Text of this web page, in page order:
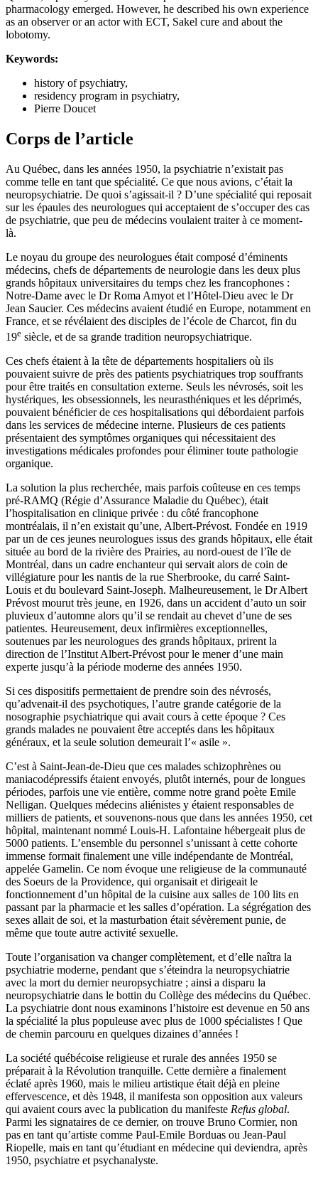
pharmacology emerged. However, he described his own experience
as an observer or an actor with ECT, Sakel cure and about the
lobotomy.
Keywords:
history of psychiatry,
residency program in psychiatry,
Pierre Doucet
Corps de l’article
Au Québec, dans les années 1950, la psychiatrie n’existait pas
comme telle en tant que spécialité. Ce que nous avions, c’était la
neuropsychiatrie. De quoi s’agissait-il ? D’une spécialité qui reposait
sur les épaules des neurologues qui acceptaient de s’occuper des cas
de psychiatrie, que peu de médecins voulaient traiter à ce moment-
là.
Le noyau du groupe des neurologues était composé d’éminents
médecins, chefs de départements de neurologie dans les deux plus
grands hôpitaux universitaires du temps chez les francophones :
Notre-Dame avec le Dr Roma Amyot et l’Hôtel-Dieu avec le Dr
Jean Saucier. Ces médecins avaient étudié en Europe, notamment en
France, et se révélaient des disciples de l’école de Charcot, fin du
19e siècle, et de sa grande tradition neuropsychiatrique.
Ces chefs étaient à la tête de départements hospitaliers où ils
pouvaient suivre de près des patients psychiatriques trop souffrants
pour être traités en consultation externe. Seuls les névrosés, soit les
hystériques, les obsessionnels, les neurasthéniques et les déprimés,
pouvaient bénéficier de ces hospitalisations qui débordaient parfois
dans les services de médecine interne. Plusieurs de ces patients
présentaient des symptômes organiques qui nécessitaient des
investigations médicales profondes pour éliminer toute pathologie
organique.
La solution la plus recherchée, mais parfois coûteuse en ces temps
pré-RAMQ (Régie d’Assurance Maladie du Québec), était
l’hospitalisation en clinique privée : du côté francophone
montréalais, il n’en existait qu’une, Albert-Prévost. Fondée en 1919
par un de ces jeunes neurologues issus des grands hôpitaux, elle était
située au bord de la rivière des Prairies, au nord-ouest de l’île de
Montréal, dans un cadre enchanteur qui servait alors de coin de
villégiature pour les nantis de la rue Sherbrooke, du carré Saint-
Louis et du boulevard Saint-Joseph. Malheureusement, le Dr Albert
Prévost mourut très jeune, en 1926, dans un accident d’auto un soir
pluvieux d’automne alors qu’il se rendait au chevet d’une de ses
patientes. Heureusement, deux infirmières exceptionnelles,
soutenues par les neurologues des grands hôpitaux, prirent la
direction de l’Institut Albert-Prévost pour le mener d’une main
experte jusqu’à la période moderne des années 1950.
Si ces dispositifs permettaient de prendre soin des névrosés,
qu’advenait-il des psychotiques, l’autre grande catégorie de la
nosographie psychiatrique qui avait cours à cette époque ? Ces
grands malades ne pouvaient être acceptés dans les hôpitaux
généraux, et la seule solution demeurait l’« asile ».
C’est à Saint-Jean-de-Dieu que ces malades schizophrènes ou
maniacodépressifs étaient envoyés, plutôt internés, pour de longues
périodes, parfois une vie entière, comme notre grand poète Emile
Nelligan. Quelques médecins aliénistes y étaient responsables de
milliers de patients, et souvenons-nous que dans les années 1950, cet
hôpital, maintenant nommé Louis-H. Lafontaine hébergeait plus de
5000 patients. L’ensemble du personnel s’unissant à cette cohorte
immense formait finalement une ville indépendante de Montréal,
appelée Gamelin. Ce nom évoque une religieuse de la communauté
des Soeurs de la Providence, qui organisait et dirigeait le
fonctionnement d’un hôpital de la cuisine aux salles de 100 lits en
passant par la pharmacie et les salles d’opération. La ségrégation des
sexes allait de soi, et la masturbation était sévèrement punie, de
même que toute autre activité sexuelle.
Toute l’organisation va changer complètement, et d’elle naîtra la
psychiatrie moderne, pendant que s’éteindra la neuropsychiatrie
avec la mort du dernier neuropsychiatre ; ainsi a disparu la
neuropsychiatrie dans le bottin du Collège des médecins du Québec.
La psychiatrie dont nous examinons l’histoire est devenue en 50 ans
la spécialité la plus populeuse avec plus de 1000 spécialistes ! Que
de chemin parcouru en quelques dizaines d’années !
La société québécoise religieuse et rurale des années 1950 se
préparait à la Révolution tranquille. Cette dernière a finalement
éclaté après 1960, mais le milieu artistique était déjà en pleine
effervescence, et dès 1948, il manifesta son opposition aux valeurs
qui avaient cours avec la publication du manifeste Refus global.
Parmi les signataires de ce dernier, on trouve Bruno Cormier, non
pas en tant qu’artiste comme Paul-Emile Borduas ou Jean-Paul
Riopelle, mais en tant qu’étudiant en médecine qui deviendra, après
1950, psychiatre et psychanalyste.